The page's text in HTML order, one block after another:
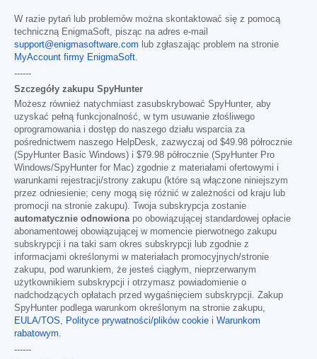
W razie pytań lub problemów można skontaktować się z pomocą
techniczną EnigmaSoft, pisząc na adres e-mail
support@enigmasoftware.com lub zgłaszając problem na stronie
MyAccount firmy EnigmaSoft.
------
Szczegóły zakupu SpyHunter
Możesz również natychmiast zasubskrybować SpyHunter, aby
uzyskać pełną funkcjonalność, w tym usuwanie złośliwego
oprogramowania i dostęp do naszego działu wsparcia za
pośrednictwem naszego HelpDesk, zazwyczaj od $49.98 półrocznie
(SpyHunter Basic Windows) i $79.98 półrocznie (SpyHunter Pro
Windows/SpyHunter for Mac) zgodnie z materiałami ofertowymi i
warunkami rejestracji/strony zakupu (które są włączone niniejszym
przez odniesienie; ceny mogą się różnić w zależności od kraju lub
promocji na stronie zakupu). Twoja subskrypcja zostanie
automatycznie odnowionapo obowiązującej standardowej opłacie
abonamentowej obowiązującej w momencie pierwotnego zakupu
subskrypcji i na taki sam okres subskrypcji lub zgodnie z
informacjami określonymi w materiałach promocyjnych/stronie
zakupu, pod warunkiem, że jesteś ciągłym, nieprzerwanym
użytkownikiem subskrypcji i otrzymasz powiadomienie o
nadchodzących opłatach przed wygaśnięciem subskrypcji. Zakup
SpyHunter podlega warunkom określonym na stronie zakupu,
EULA/TOS, Polityce prywatności/plików cookie i Warunkom
rabatowym.
------